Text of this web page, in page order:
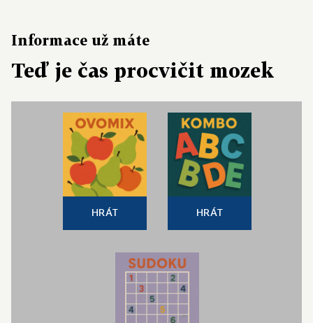
Informace už máte
Teď je čas procvičit mozek
HRÁT HRÁT